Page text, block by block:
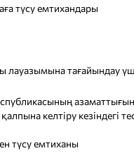
түсу емтихандары
лауазымына тағайындау
келтіру кезіндегі
түсу емтиханы